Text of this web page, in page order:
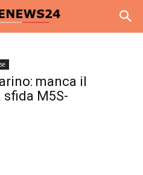
manca il
M5S-